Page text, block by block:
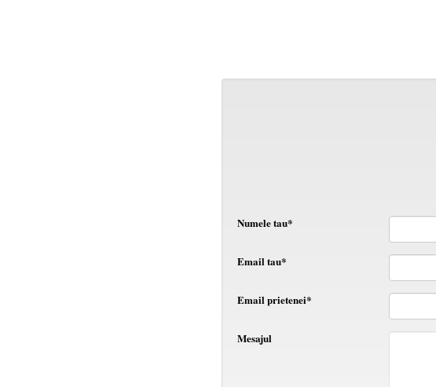
Numele tau*
Email tau*
Email prietenei*
Mesajul